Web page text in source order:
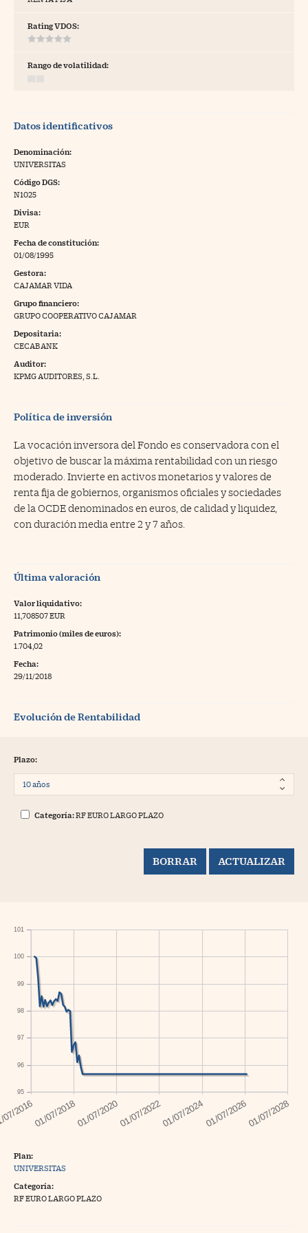
Pyme
a Cinco Días
Rating VDOS:
Rango de volatilidad:
Datos identificativos
Denominación:
UNIVERSITAS
Código DGS:
N1025
Divisa:
EUR
Fecha de constitución:
01/08/1995
Gestora:
CAJAMAR VIDA
Grupo financiero:
GRUPO COOPERATIVO CAJAMAR
Depositaria:
CECABANK
Auditor:
KPMG AUDITORES, S.L.
Política de inversión
La vocación inversora del Fondo es conservadora con el
objetivo de buscar la máxima rentabilidad con un riesgo
moderado. Invierte en activos monetarios y valores de
renta fija de gobiernos, organismos oficiales y sociedades
de la OCDE denominados en euros, de calidad y liquidez,
con duración media entre 2 y 7 años.
Última valoración
Valor liquidativo:
11,708507 EUR
Patrimonio (miles de euros):
1.704,02
Fecha:
29/11/2018
Evolución de Rentabilidad
Plazo:
Categoría:RF EURO LARGO PLAZO
95
96
97
98
99
100
101
Plan:
UNIVERSITAS
Categoría:
RF EURO LARGO PLAZO